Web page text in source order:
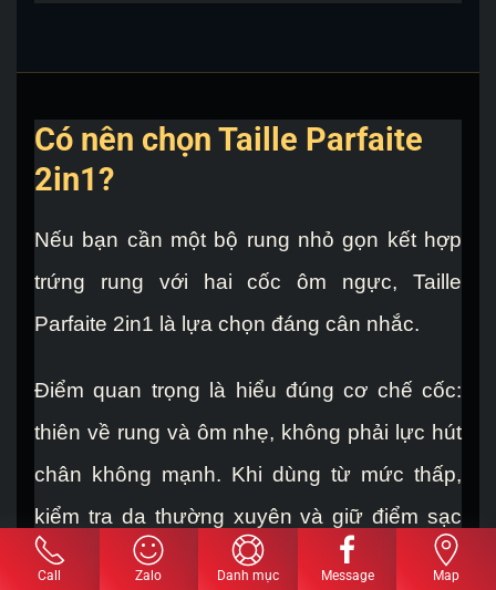
Có nên chọn Taille Parfaite
2in1?
Nếu bạn cần một bộ rung nhỏ gọn kết hợp
trứng rung với hai cốc ôm ngực, Taille
Parfaite 2in1 là lựa chọn đáng cân nhắc.
Điểm quan trọng là hiểu đúng cơ chế cốc:
thiên về rung và ôm nhẹ, không phải lực hút
chân không mạnh. Khi dùng từ mức thấp,
kiểm tra da thường xuyên và giữ điểm sạc
khô, sản phẩm phù hợp cả cá nhân lẫn cặp
Call Zalo Danh mục Message Map